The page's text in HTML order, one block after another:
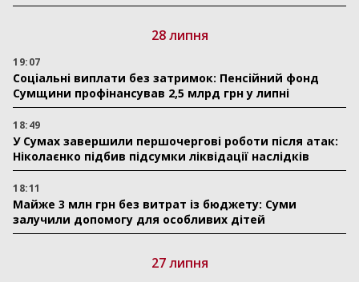
28 липня
19:07
Соціальні виплати без затримок: Пенсійний фонд
Сумщини профінансував 2,5 млрд грн у липні
18:49
У Сумах завершили першочергові роботи після атак:
Ніколаєнко підбив підсумки ліквідації наслідків
18:11
Майже 3 млн грн без витрат із бюджету: Суми
залучили допомогу для особливих дітей
27 липня